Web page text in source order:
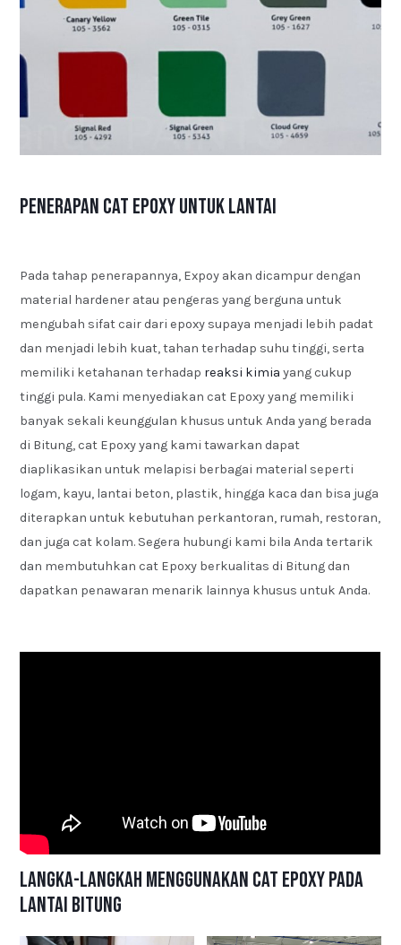
Penerapan Cat Epoxy untuk Lantai
Pada tahap penerapannya, Expoy akan dicampur dengan
material hardener atau pengeras yang berguna untuk
mengubah sifat cair dari epoxy supaya menjadi lebih padat
dan menjadi lebih kuat, tahan terhadap suhu tinggi, serta
memiliki ketahanan terhadap reaksi kimia yang cukup
tinggi pula. Kami menyediakan cat Epoxy yang memiliki
banyak sekali keunggulan khusus untuk Anda yang berada
di Bitung, cat Epoxy yang kami tawarkan dapat
diaplikasikan untuk melapisi berbagai material seperti
logam, kayu, lantai beton, plastik, hingga kaca dan bisa juga
diterapkan untuk kebutuhan perkantoran, rumah, restoran,
dan juga cat kolam. Segera hubungi kami bila Anda tertarik
dan membutuhkan cat Epoxy berkualitas di Bitung dan
dapatkan penawaran menarik lainnya khusus untuk Anda.
Langka-langkah Menggunakan Cat Epoxy pada
Lantai Bitung